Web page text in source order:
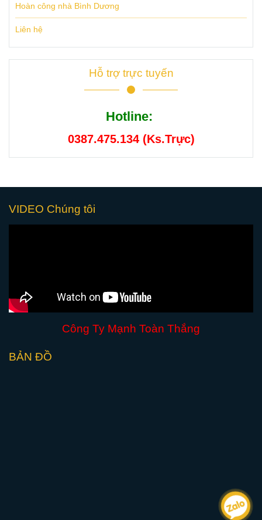
Hoàn công nhà Bình Dương
Liên hệ
Hỗ trợ trực tuyến
Hotline:
0387.475.134 (Ks.Trực)
VIDEO Chúng tôi
Công Ty Mạnh Toàn Thắng
BẢN ĐỒ